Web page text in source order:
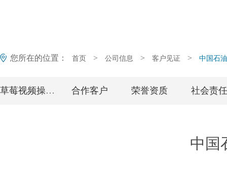
您所在的位置： 首页 > 公司信息 > 客户见证 > 中国石
草莓视频操逼简介 合作客户 荣誉资质 社会责任
中国